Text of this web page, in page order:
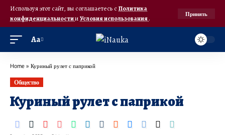
Используя этот сайт, вы соглашаетесь с Политика
конфиденциальностииУсловия использования.
Принять
Аа
Home » Куриный рулет с паприкой
Общество
Куриный рулет с паприкой